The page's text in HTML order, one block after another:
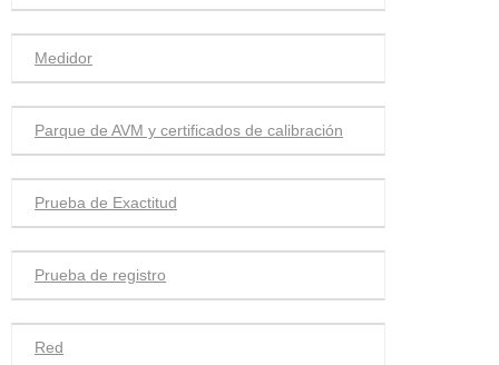
Medidor
Parque de AVM y certificados de calibración
Prueba de Exactitud
Prueba de registro
Red